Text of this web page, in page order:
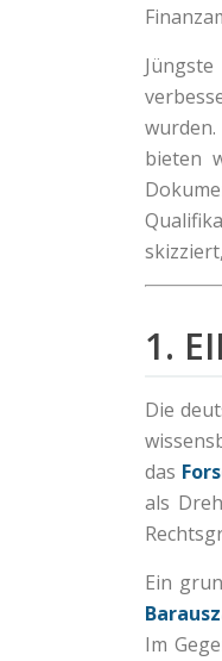
bieten
1.
Die
das
als
Ein
Im